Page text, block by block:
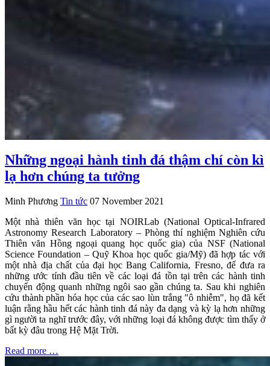
Những ngoại hành tinh đá thậm chí còn kì
lạ hơn chúng ta tưởng
Minh Phương Tin tức 07 November 2021
Một nhà thiên văn học tại NOIRLab (National Optical-Infrared
Astronomy Research Laboratory – Phòng thí nghiệm Nghiên cứu
Thiên văn Hồng ngoại quang học quốc gia) của NSF (National
Science Foundation – Quỹ Khoa học quốc gia/Mỹ) đã hợp tác với
một nhà địa chất của đại học Bang California, Fresno, để đưa ra
những ước tính đầu tiên về các loại đá tồn tại trên các hành tinh
chuyển động quanh những ngôi sao gần chúng ta. Sau khi nghiên
cứu thành phần hóa học của các sao lùn trắng "ô nhiễm", họ đã kết
luận rằng hầu hết các hành tinh đá này đa dạng và kỳ lạ hơn những
gì người ta nghĩ trước đây, với những loại đá không được tìm thấy ở
bất kỳ đâu trong Hệ Mặt Trời.
Read more …